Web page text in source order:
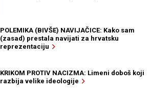
POLEMIKA (BIVŠE) NAVIJAČICE: Kako sam
(zasad) prestala navijati za hrvatsku
reprezentaciju
KRIKOM PROTIV NACIZMA: Limeni doboš koji
razbija velike ideologije